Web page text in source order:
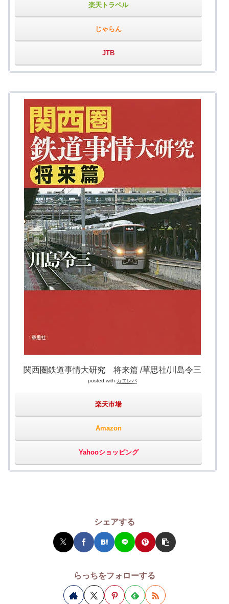
楽天トラベル
じゃらん
JTB
関西圏鉄道事情大研究 将来篇 /草思社/川島令三
posted with カエレバ
楽天市場
Amazon
Yahooショッピング
シェアする
らっちをフォローする